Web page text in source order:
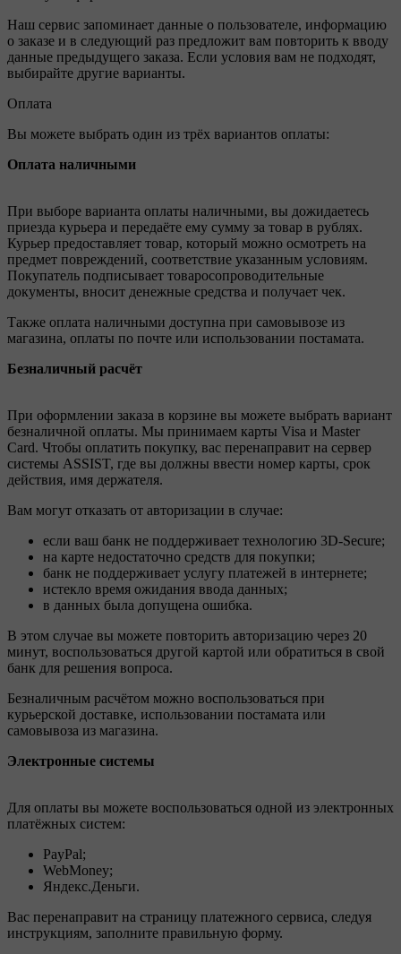
Наш сервис запоминает данные о пользователе, информацию
о заказе и в следующий раз предложит вам повторить к вводу
данные предыдущего заказа. Если условия вам не подходят,
выбирайте другие варианты.
Оплата
Вы можете выбрать один из трёх вариантов оплаты:
Оплата наличными
При выборе варианта оплаты наличными, вы дожидаетесь
приезда курьера и передаёте ему сумму за товар в рублях.
Курьер предоставляет товар, который можно осмотреть на
предмет повреждений, соответствие указанным условиям.
Покупатель подписывает товаросопроводительные
документы, вносит денежные средства и получает чек.
Также оплата наличными доступна при самовывозе из
магазина, оплаты по почте или использовании постамата.
Безналичный расчёт
При оформлении заказа в корзине вы можете выбрать вариант
безналичной оплаты. Мы принимаем карты Visa и Master
Card. Чтобы оплатить покупку, вас перенаправит на сервер
системы ASSIST, где вы должны ввести номер карты, срок
действия, имя держателя.
Вам могут отказать от авторизации в случае:
если ваш банк не поддерживает технологию 3D-Secure;
на карте недостаточно средств для покупки;
банк не поддерживает услугу платежей в интернете;
истекло время ожидания ввода данных;
в данных была допущена ошибка.
В этом случае вы можете повторить авторизацию через 20
минут, воспользоваться другой картой или обратиться в свой
банк для решения вопроса.
Безналичным расчётом можно воспользоваться при
курьерской доставке, использовании постамата или
самовывоза из магазина.
Электронные системы
Для оплаты вы можете воспользоваться одной из электронных
платёжных систем:
PayPal;
WebMoney;
Яндекс.Деньги.
Вас перенаправит на страницу платежного сервиса, следуя
инструкциям, заполните правильную форму.